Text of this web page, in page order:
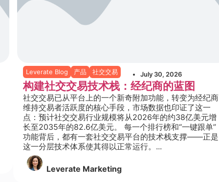
Leverate Blog 产品 社交交易 July 30, 2026
构建社交交易技术栈：经纪商的蓝图
社交交易已从平台上的一个新奇附加功能，转变为经纪商
维持交易者活跃度的核心手段，市场数据也印证了这一
点：预计社交交易行业规模将从2026年的约38亿美元增
长至2035年的82.6亿美元。 每一个排行榜和“一键跟单”
功能背后，都有一套社交交易平台的技术栈支撑——正是
这一分层技术体系使其得以正常运行。...
Leverate Marketing